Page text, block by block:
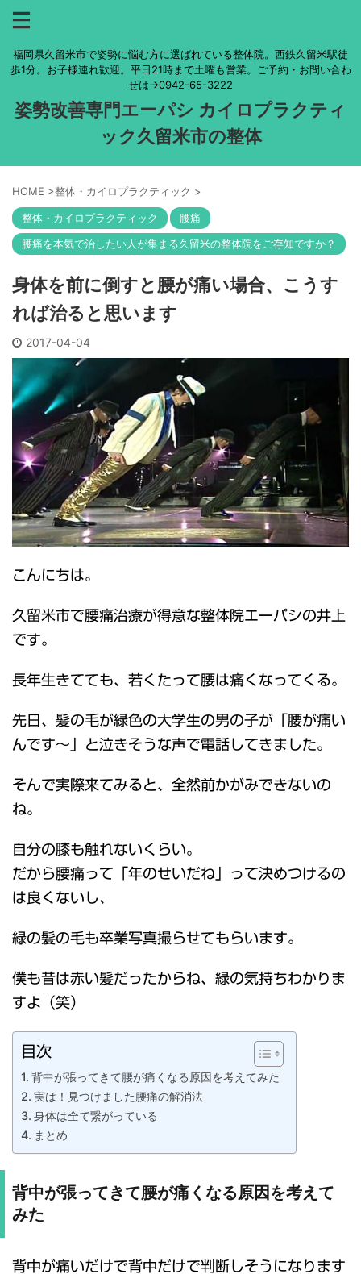
福岡県久留米市で姿勢に悩む方に選ばれている整体院。西鉄久留米駅徒
歩1分。お子様連れ歓迎。平日21時まで土曜も営業。ご予約・お問い合わ
せは→0942-65-3222
姿勢改善専門エーパシ カイロプラクティ
ック久留米市の整体
HOME >整体・カイロプラクティック >
整体・カイロプラクティック
腰痛
腰痛を本気で治したい人が集まる久留米の整体院をご存知ですか？
身体を前に倒すと腰が痛い場合、こうす
れば治ると思います
2017-04-04
こんにちは。
久留米市で腰痛治療が得意な整体院エーパシの井上
です。
長年生きてても、若くたって腰は痛くなってくる。
先日、髪の毛が緑色の大学生の男の子が「腰が痛い
んです～」と泣きそうな声で電話してきました。
そんで実際来てみると、全然前かがみできないの
ね。
自分の膝も触れないくらい。
だから腰痛って「年のせいだね」って決めつけるの
は良くないし、
緑の髪の毛も卒業写真撮らせてもらいます。
僕も昔は赤い髪だったからね、緑の気持ちわかりま
すよ（笑）
目次
背中が張ってきて腰が痛くなる原因を考えてみた
実は！見つけました腰痛の解消法
身体は全て繋がっている
まとめ
背中が張ってきて腰が痛くなる原因を考えて
みた
背中が痛いだけで背中だけで判断しそうになります